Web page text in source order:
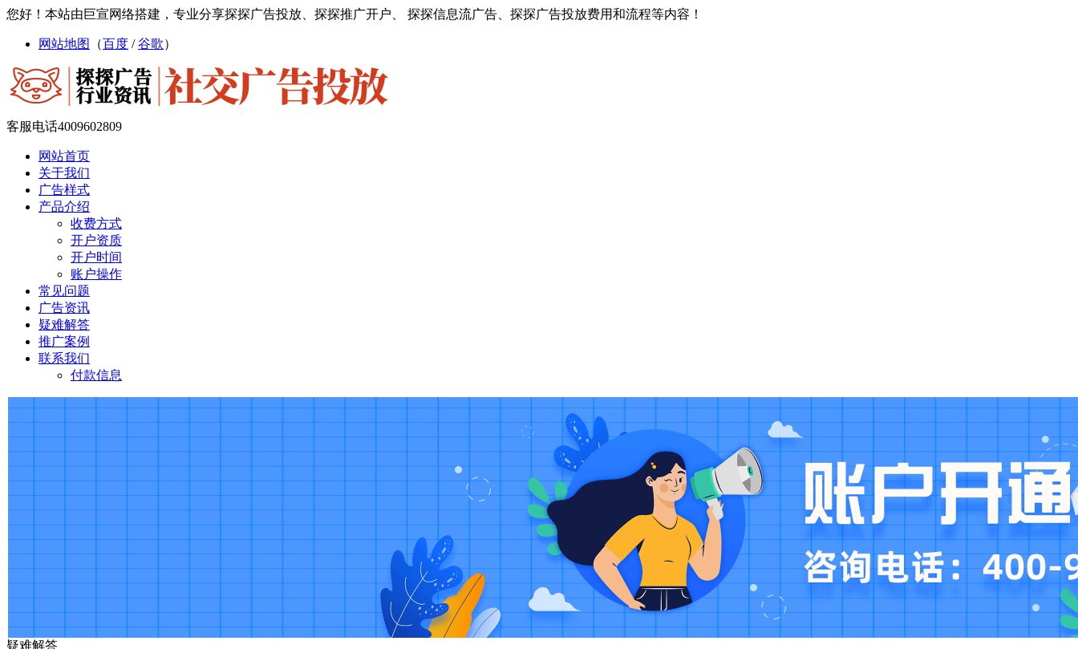
您好！本站由巨宣网络搭建，专业分享探探广告投放、探探推广开户、 探探信息流广告、探探广告投放费用和流程等内容！
网站地图 （百度 /谷歌）
客服电话4009602809
网站首页
关于我们
广告样式
产品介绍
收费方式
开户资质
开户时间
账户操作
常见问题
广告资讯
疑难解答
推广案例
联系我们
付款信息
疑难解答